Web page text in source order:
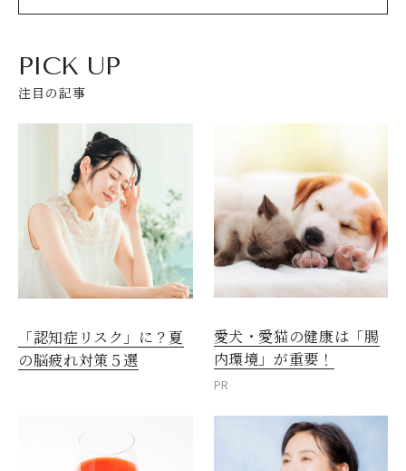
PICK UP
注目の記事
「認知症リスク」に？夏
の脳疲れ対策５選
愛犬・愛猫の健康は「腸
内環境」が重要！
PR